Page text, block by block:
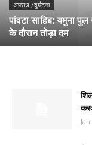
अपराध /दुर्घटना
पांवटा साहिब: यमुना
के दौरान तोड़ा दम